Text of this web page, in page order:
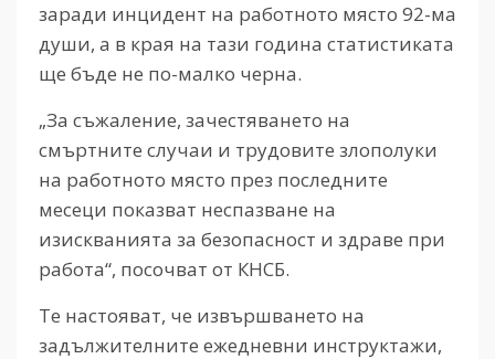
заради инцидент на работното място 92-ма
души, а в края на тази година статистиката
ще бъде не по-малко черна.
„За съжаление, зачестяването на
смъртните случаи и трудовите злополуки
на работното място през последните
месеци показват неспазване на
изискванията за безопасност и здраве при
работа“, посочват от КНСБ.
Те настояват, че извършването на
задължителните ежедневни инструктажи,